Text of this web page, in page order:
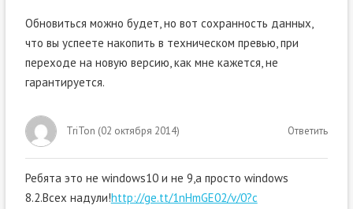
Обновиться можно будет, но вот сохранность данных,
что вы успеете накопить в техническом превью, при
переходе на новую версию, как мне кажется, не
гарантируется.
TriTon (02 октября 2014) Ответить
Ребята это не windows10 и не 9,а просто windows
8.2.Всех надули!http://ge.tt/1nHmGE02/v/0?c